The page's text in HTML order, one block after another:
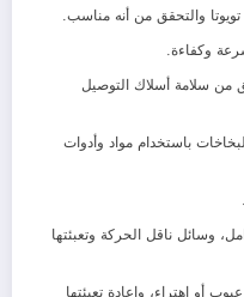
والتحقق من أنه مناسب.
وكفاءة.
من سلامة أسلاك التوصيل
باستخدام مواد وأدوات
وسائل ناقل الحركة وتعبئتها
أو اهتراء، وإعادة تعبئتها